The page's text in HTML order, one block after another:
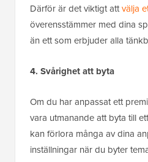
Därför är det viktigt attvälja
överensstämmer med dina
än ett som erbjuder alla
4. Svårighet att byta
Om du har anpassat ett
vara utmanande att byta till
kan förlora många av dina
inställningar när du byter